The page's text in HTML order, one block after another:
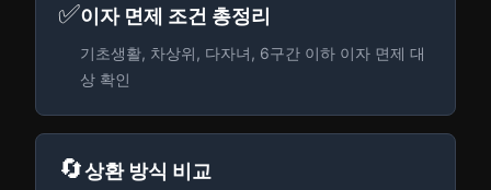
✅이자 면제 조건 총정리
기초생활, 차상위, 다자녀, 6구간 이하 이자 면제 대
상 확인
🔄상환 방식 비교